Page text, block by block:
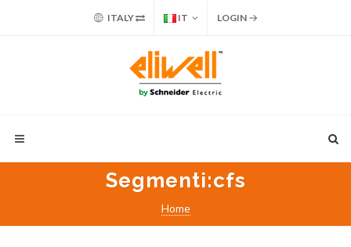
ITALY IT LOGIN
Segmenti:cfs
Home